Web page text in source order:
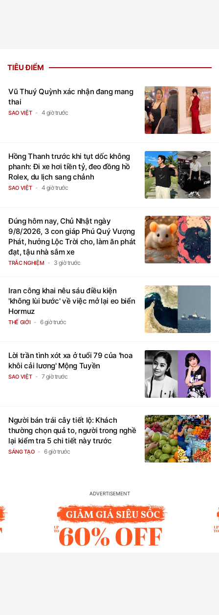
TIÊU ĐIỂM
Vũ Thuý Quỳnh xác nhận đang mang
thai
SAO VIỆT 4 giờ trước
Hồng Thanh trước khi tụt dốc không
phanh: Đi xe hơi tiền tỷ, đeo đồng hồ
Rolex, du lịch sang chảnh
SAO VIỆT 4 giờ trước
Đúng hôm nay, Chủ Nhật ngày
9/8/2026, 3 con giáp Phú Quý Vượng
Phát, hưởng Lộc Trời cho, làm ăn phát
đạt, tậu nhà sắm xe
TRẮC NGHIỆM 3 giờ trước
Iran công khai nêu sáu điều kiện
'không lùi bước' về việc mở lại eo biển
Hormuz
THẾ GIỚI 6 giờ trước
Lời trần tình xót xa ở tuổi 79 của 'hoa
khôi cải lương' Mộng Tuyền
SAO VIỆT 7 giờ trước
Người bán trái cây tiết lộ: Khách
thường chọn quả to, người trong nghề
lại kiểm tra 5 chi tiết này trước
SÁNG TẠO 6 giờ trước